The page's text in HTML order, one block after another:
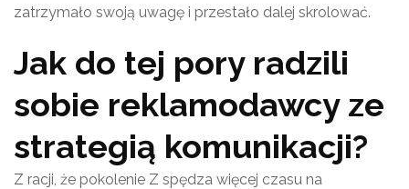
zatrzymało swoją uwagę i przestało dalej skrolować.
Jak do tej pory radzili
sobie reklamodawcy ze
strategią komunikacji?
Z racji, że pokolenie Z spędza więcej czasu na